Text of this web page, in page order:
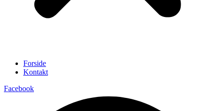
Forside
Kontakt
Facebook